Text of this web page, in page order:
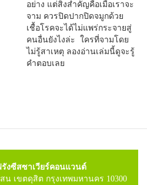
อย่าง แต่สิ่งสำคัญคือเมื่อเราจะ
จาม ควรปิดปากปิดจมูกด้วย
เชื้อโรคจะได้ไม่แพร่กระจายสู่
คนอื่นยังไงล่ะ ใครที่จามโดย
ไม่รู้สาเหตุ ลองอ่านเล่มนี้ดูจะรู้
คำตอบเลย
รังซีสซาเวียร์คอนแวนต์
เขตดุสิต กรุงเทพมหานคร 10300